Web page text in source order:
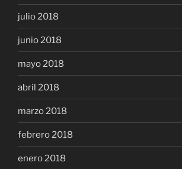
julio 2018
junio 2018
mayo 2018
abril 2018
marzo 2018
febrero 2018
enero 2018